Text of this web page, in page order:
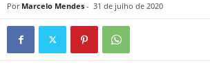
Por Marcelo Mendes - 31 de julho de 2020